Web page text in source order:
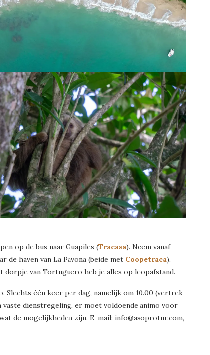
op de bus naar Guapiles (Tracasa). Neem vanaf
de haven van La Pavona (beide met Coopetraca).
dorpje van Tortuguero heb je alles op loopafstand.
één keer per dag, namelijk om 10.00 (vertrek
dienstregeling, er moet voldoende animo voor
de mogelijkheden zijn. E-mail: info@asoprotur.com,